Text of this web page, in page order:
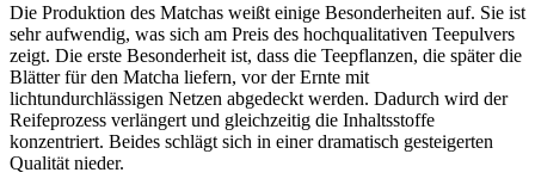
Die Produktion des Matchas weißt einige Besonderheiten auf. Sie ist
sehr aufwendig, was sich am Preis des hochqualitativen Teepulvers
zeigt. Die erste Besonderheit ist, dass die Teepflanzen, die später die
Blätter für den Matcha liefern, vor der Ernte mit
lichtundurchlässigen Netzen abgedeckt werden. Dadurch wird der
Reifeprozess verlängert und gleichzeitig die Inhaltsstoffe
konzentriert. Beides schlägt sich in einer dramatisch gesteigerten
Qualität nieder.